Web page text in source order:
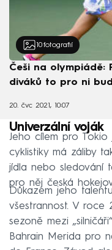
10 fotografií
Češi na olympiádě:
diváků to pro ni
20. čvc 2021, 10:07
Univerzální voják
Jeho cílem pro Tokio
cyklistiky má záliby
jídla nebo sledování
pro něj česká
Důkazem jeho
všestrannost. V roce
sezoně mezi
Bahrain Merida pro